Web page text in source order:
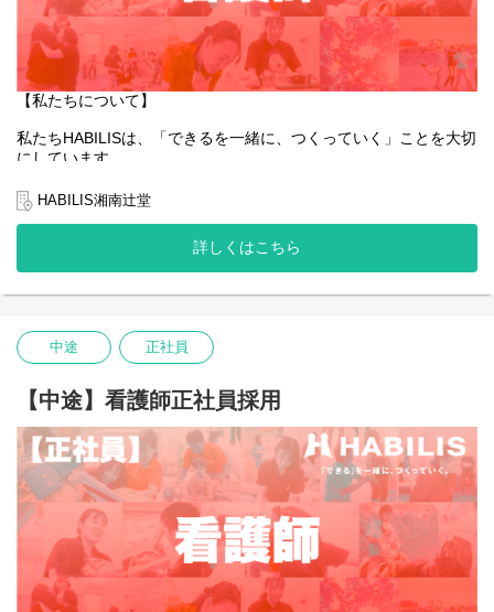
【私たちについて】
私たちHABILISは、「できるを一緒に、つくっていく」ことを大切
にしています。
行っている企業です。
私たちは子どもたちやご家族、そして社会の「できる」を広げて
いくことはもちろんのこと、一緒に働くスタッフ自身の「でき
る」も同じように大切にしています。
そんな想いを抱える方にとって、今できることから始め、未来の
あなたの「できる」が、HABILISで広がっていくことを心から応援
HABILIS湘南辻堂
詳しくはこちら
中途 正社員
【中途】看護師正社員採用